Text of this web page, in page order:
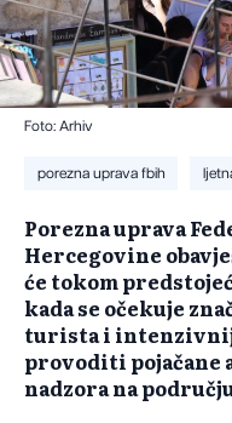
Foto: Arhiv
porezna uprava fbih
Porezna uprava
Hercegovine
će tokom
kada se očekuje
turista i
provoditi
nadzora na